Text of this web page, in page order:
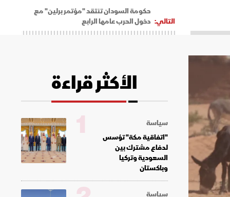
التالي:
حكومة السودان تنتقد "مؤتمر برلين" مع
دخول الحرب عامها الرابع
الأكثر قراءة
سياسة
"اتفاقية مكة" تؤسس
لدفاع مشترك بين
السعودية وتركيا
وباكستان
1
سياسة